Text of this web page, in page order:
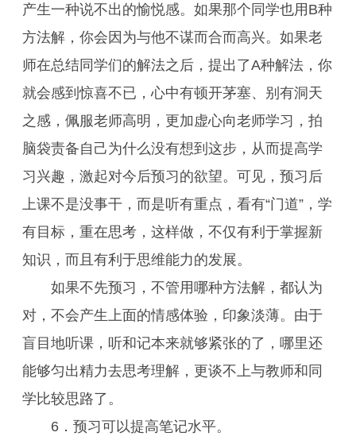
产生一种说不出的愉悦感。如果那个同学也用B种
方法解，你会因为与他不谋而合而高兴。如果老
师在总结同学们的解法之后，提出了A种解法，你
就会感到惊喜不已，心中有顿开茅塞、别有洞天
之感，佩服老师高明，更加虚心向老师学习，拍
脑袋责备自己为什么没有想到这步，从而提高学
习兴趣，激起对今后预习的欲望。可见，预习后
上课不是没事干，而是听有重点，看有“门道”，学
有目标，重在思考，这样做，不仅有利于掌握新
知识，而且有利于思维能力的发展。
如果不先预习，不管用哪种方法解，都认为
对，不会产生上面的情感体验，印象淡薄。由于
盲目地听课，听和记本来就够紧张的了，哪里还
能够匀出精力去思考理解，更谈不上与教师和同
学比较思路了。
6．预习可以提高笔记水平。